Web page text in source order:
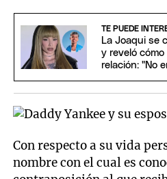
TE PUEDE
La Joaqui se
y reveló
relación: "No
Con respecto a su vida
nombre con el cual es